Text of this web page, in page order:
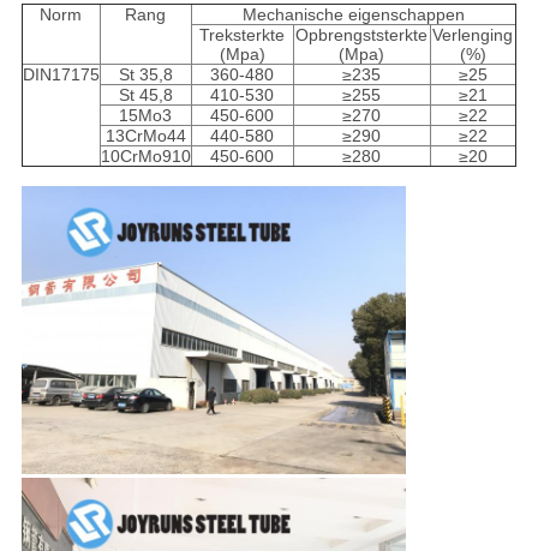
Norm Rang
Mechanische eigenschappen
Treksterkte
(Mpa)
Opbrengststerkte
(Mpa)
Verlenging
(%)
DIN17175
St 35,8 360-480 ≥235
≥25
St 45,8
410-530 ≥255
≥21
15Mo3
450-600 ≥270
≥22
13CrMo44
440-580 ≥290
≥22
10CrMo910
450-600 ≥280 ≥20